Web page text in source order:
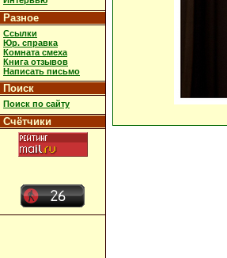
Разное
Ссылки
Юр. справка
Комната смеха
Книга отзывов
Написать письмо
Поиск
Поиск по сайту
Счётчики